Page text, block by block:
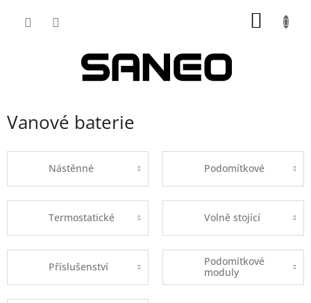
Vanové baterie
Nástěnné Podomítkové
Termostatické Volně stojící
Příslušenství
Podomítkové
moduly